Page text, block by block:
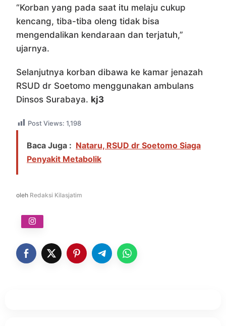
“Korban yang pada saat itu melaju cukup
kencang, tiba-tiba oleng tidak bisa
mengendalikan kendaraan dan terjatuh,”
ujarnya.
Selanjutnya korban dibawa ke kamar jenazah
RSUD dr Soetomo menggunakan ambulans
Dinsos Surabaya. kj3
Post Views: 1,198
Baca Juga : Nataru, RSUD dr Soetomo Siaga
Penyakit Metabolik
oleh Redaksi Kilasjatim